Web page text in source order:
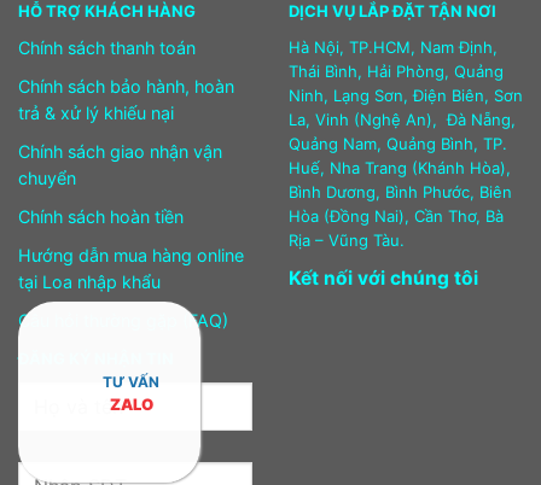
HỖ TRỢ KHÁCH HÀNG
Chính sách thanh toán
Chính sách bảo hành, hoàn
trả & xử lý khiếu nại
Chính sách giao nhận vận
chuyển
Chính sách hoàn tiền
Hướng dẫn mua hàng online
tại Loa nhập khẩu
Câu hỏi thường gặp (FAQ)
DỊCH VỤ LẮP ĐẶT TẬN NƠI
Hà Nội, TP.HCM, Nam Định,
Thái Bình, Hải Phòng, Quảng
Ninh, Lạng Sơn, Điện Biên, Sơn
La, Vinh (Nghệ An), Đà Nẵng,
Quảng Nam, Quảng Bình, TP.
Huế, Nha Trang (Khánh Hòa),
Bình Dương, Bình Phước, Biên
Hòa (Đồng Nai), Cần Thơ, Bà
Rịa – Vũng Tàu.
Kết nối với chúng tôi
TƯ VẤN
ZALO